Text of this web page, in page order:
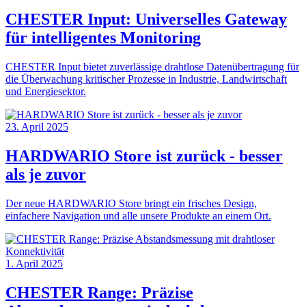
CHESTER Input: Universelles Gateway
für intelligentes Monitoring
CHESTER Input bietet zuverlässige drahtlose Datenübertragung für
die Überwachung kritischer Prozesse in Industrie, Landwirtschaft
und Energiesektor.
23. April 2025
HARDWARIO Store ist zurück - besser
als je zuvor
Der neue HARDWARIO Store bringt ein frisches Design,
einfachere Navigation und alle unsere Produkte an einem Ort.
1. April 2025
CHESTER Range: Präzise